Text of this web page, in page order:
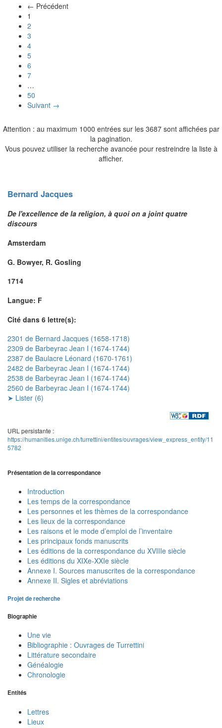
← Précédent
1
2
3
4
5
6
7
…
50
Suivant →
Attention : au maximum 1000 entrées sur les 3687 sont affichées par
la pagination.
Vous pouvez utiliser la recherche avancée pour restreindre la liste à
afficher.
Bernard Jacques
De l'excellence de la religion, à quoi on a joint quatre
discours
Amsterdam
G. Bowyer, R. Gosling
1714
Langue: F
Cité dans 6 lettre(s):
2301 de Bernard Jacques (1658-1718)
2309 de Barbeyrac Jean I (1674-1744)
2387 de Baulacre Léonard (1670-1761)
2482 de Barbeyrac Jean I (1674-1744)
2538 de Barbeyrac Jean I (1674-1744)
2560 de Barbeyrac Jean I (1674-1744)
➤ Lister (6)
URL persistante :
https://humanities.unige.ch/turrettini/entites/ouvrages/view_express_entity/11
5782
Présentation de la correspondance
Introduction
Les temps de la correspondance
Les personnes et les thèmes de la correspondance
Les lieux de la correspondance
Les raisons et le mode d’emploi de l’inventaire
Les principaux fonds manuscrits
Les éditions de la correspondance du XVIIIe siècle
Les éditions du XIXe-XXIe siècle
Annexe I. Sources manuscrites de la correspondance
Annexe II. Sigles et abréviations
Projet de recherche
Biographie
Une vie
Bibliographie : Ouvrages de Turrettini
Littérature secondaire
Généalogie
Chronologie
Entités
Lettres
Lieux